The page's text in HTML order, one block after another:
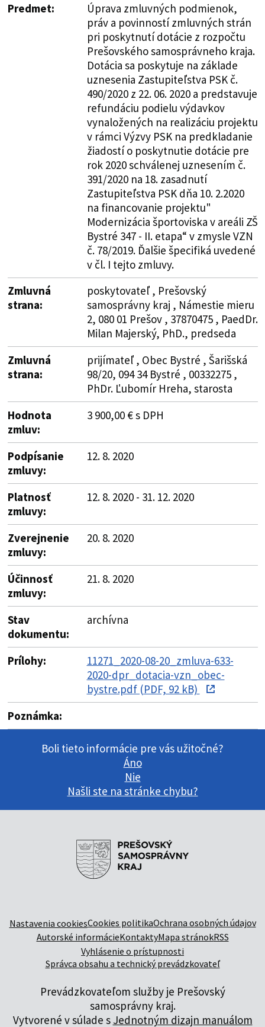
Predmet:
Úprava zmluvných podmienok,
práv a povinností zmluvných strán
pri poskytnutí dotácie z rozpočtu
Prešovského samosprávneho kraja.
Dotácia sa poskytuje na základe
uznesenia Zastupiteľstva PSK č.
490/2020 z 22. 06. 2020 a predstavuje
refundáciu podielu výdavkov
vynaložených na realizáciu projektu
v rámci Výzvy PSK na predkladanie
žiadostí o poskytnutie dotácie pre
rok 2020 schválenej uznesením č.
391/2020 na 18. zasadnutí
Zastupiteľstva PSK dňa 10. 2.2020
na financovanie projektu"
Modernizácia športoviska v areáli ZŠ
Bystré 347 - II. etapa“ v zmysle VZN
č. 78/2019. Ďalšie špecifiká uvedené
v čl. I tejto zmluvy.
Zmluvná
strana:
poskytovateľ , Prešovský
samosprávny kraj , Námestie mieru
2, 080 01 Prešov , 37870475 , PaedDr.
Milan Majerský, PhD., predseda
Zmluvná
strana:
prijímateľ , Obec Bystré , Šarišská
98/20, 094 34 Bystré , 00332275 ,
PhDr. Ľubomír Hreha, starosta
Hodnota
zmluv:
3 900,00 € s DPH
Podpísanie
zmluvy:
12. 8. 2020
Platnosť
zmluvy:
12. 8. 2020 - 31. 12. 2020
Zverejnenie
zmluvy:
20. 8. 2020
Účinnosť
zmluvy:
21. 8. 2020
Stav
dokumentu:
archívna
Prílohy:
11271_2020-08-20_zmluva-633-
2020-dpr_dotacia-vzn_obec-
bystre.pdf (PDF, 92 kB)
Poznámka:
Boli tieto informácie pre vás užitočné?
Áno
Nie
Našli ste na stránke chybu?
Nastavenia cookiesCookies politikaOchrana osobných údajov
Autorské informácieKontaktyMapa stránokRSS
Vyhlásenie o prístupnosti
Správca obsahu a technický prevádzkovateľ
Prevádzkovateľom služby je Prešovský
samosprávny kraj.
Vytvorené v súlade s Jednotným dizajn manuálom